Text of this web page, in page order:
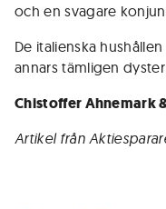
och en svagare
De italienska
annars tämligen
Chistoffer Ahnemark
Artikel från